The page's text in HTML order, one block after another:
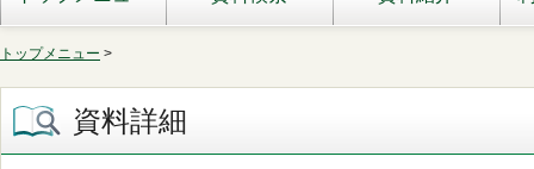
トップメニュー >
資料詳細